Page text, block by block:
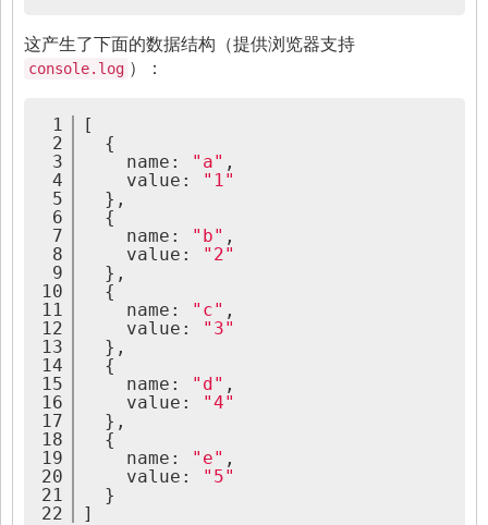
这产生了下面的数据结构（提供浏览器支持
console.log ）：
1
2
3
4
5
6
7
8
9
10
11
12
13
14
15
16
17
18
19
20
21
22
[
  {
    name:
"a" ,
    value:
"1"
  },
  {
    name:
"b" ,
    value:
"2"
  },
  {
    name:
"c" ,
    value:
"3"
  },
  {
    name:
"d" ,
    value:
"4"
  },
  {
    name:
"e" ,
    value:
"5"
  }
]